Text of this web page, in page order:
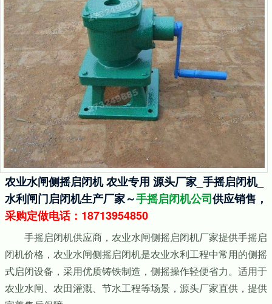
农业水闸侧摇启闭机 农业专用 源头厂家_手摇启闭机_
水利闸门启闭机生产厂家～手摇启闭机公司供应销售，
采购定做电话：18713954850
手摇启闭机供应商，农业水闸侧摇启闭机厂家提供手摇启
闭机价格，农业水闸侧摇启闭机是农业水利工程中常用的侧摇
式启闭设备，采用优质铸铁制造，侧摇操作轻便省力。适用于
农业水闸、农田灌溉、节水工程等场景，源头厂家直供，提供